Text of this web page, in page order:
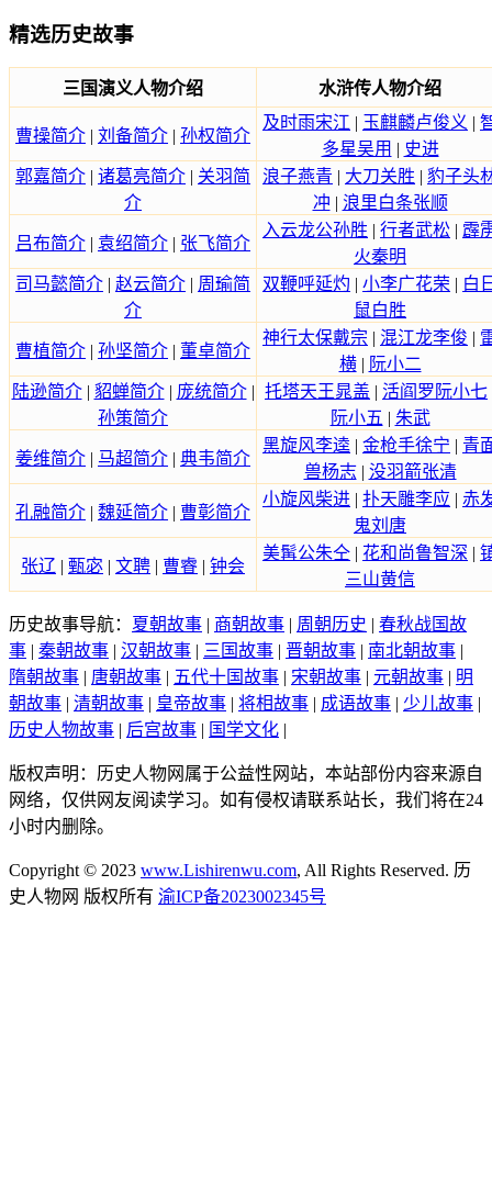
精选历史故事
三国演义人物介绍 水浒传人物介绍
曹操简介 | 刘备简介 | 孙权简介
及时雨宋江 | 玉麒麟卢俊义 |
多星吴用 | 史进
郭嘉简介 | 诸葛亮简介 | 关羽简
介
浪子燕青 | 大刀关胜 | 豹子头
冲 | 浪里白条张顺
吕布简介 | 袁绍简介 | 张飞简介
入云龙公孙胜 | 行者武松 | 霹
火秦明
司马懿简介 | 赵云简介 | 周瑜简
介
双鞭呼延灼 | 小李广花荣 | 白
鼠白胜
曹植简介 | 孙坚简介 | 董卓简介
神行太保戴宗 | 混江龙李俊 |
横| 阮小二
陆逊简介| 貂蝉简介| 庞统简介|
孙策简介
托塔天王晁盖 | 活阎罗阮小七
阮小五 | 朱武
姜维简介 | 马超简介 | 典韦简介
黑旋风李逵 | 金枪手徐宁 | 青
兽杨志| 没羽箭张清
孔融简介 | 魏延简介 | 曹彰简介
小旋风柴进 | 扑天雕李应 | 赤
鬼刘唐
张辽 | 甄宓 | 文聘 | 曹睿 | 钟会
美髯公朱仝 | 花和尚鲁智深 |
三山黄信
历史故事导航： 夏朝故事 | 商朝故事 | 周朝历史 | 春秋战国故
事 | 秦朝故事 | 汉朝故事 | 三国故事 | 晋朝故事 | 南北朝故事 |
隋朝故事 | 唐朝故事 | 五代十国故事 | 宋朝故事 | 元朝故事 | 明
朝故事 | 清朝故事 | 皇帝故事 | 将相故事 | 成语故事 | 少儿故事 |
历史人物故事 | 后宫故事 | 国学文化 |
版权声明：历史人物网属于公益性网站，本站部份内容来源自
网络，仅供网友阅读学习。如有侵权请联系站长，我们将在24
小时内删除。
Copyright © 2023 www.Lishirenwu.com, All Rights Reserved. 历
史人物网 版权所有 渝ICP备2023002345号